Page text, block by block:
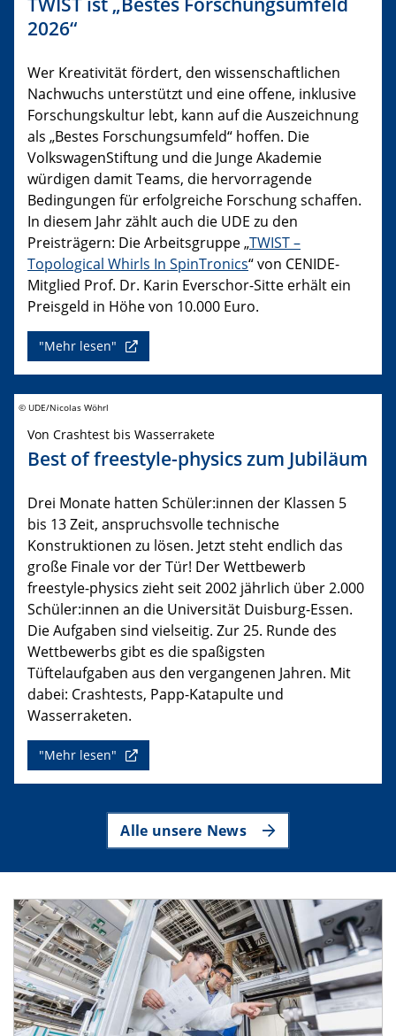
2026“
Wer Kreativität fördert, den wissenschaftlichen
Nachwuchs unterstützt und eine offene, inklusive
Forschungskultur lebt, kann auf die Auszeichnung
als „Bestes Forschungsumfeld“ hoffen. Die
VolkswagenStiftung und die Junge Akademie
würdigen damit Teams, die hervorragende
Bedingungen für erfolgreiche Forschung schaffen.
In diesem Jahr zählt auch die UDE zu den
Preisträgern: Die Arbeitsgruppe „TWIST –
Topological Whirls In SpinTronics“ von CENIDE-
Mitglied Prof. Dr. Karin Everschor-Sitte erhält ein
Preisgeld in Höhe von 10.000 Euro.
"Mehr lesen"
© UDE/Nicolas Wöhrl
Von Crashtest bis Wasserrakete
Best of freestyle-physics zum Jubiläum
Drei Monate hatten Schüler:innen der Klassen 5
bis 13 Zeit, anspruchsvolle technische
Konstruktionen zu lösen. Jetzt steht endlich das
große Finale vor der Tür! Der Wettbewerb
freestyle-physics zieht seit 2002 jährlich über 2.000
Schüler:innen an die Universität Duisburg-Essen.
Die Aufgaben sind vielseitig. Zur 25. Runde des
Wettbewerbs gibt es die spaßigsten
Tüftelaufgaben aus den vergangenen Jahren. Mit
dabei: Crashtests, Papp-Katapulte und
Wasserraketen.
"Mehr lesen"
Alle unsere News